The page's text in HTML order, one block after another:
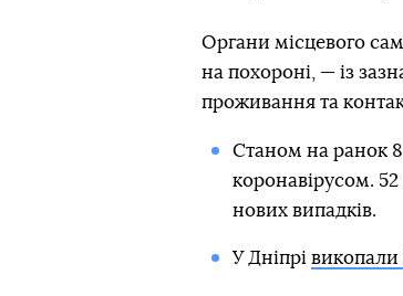
Органи місцевого
на похороні, — із
проживання та
Станом на ранок 8
коронавірусом.
нових випадків.
У Дніпрі